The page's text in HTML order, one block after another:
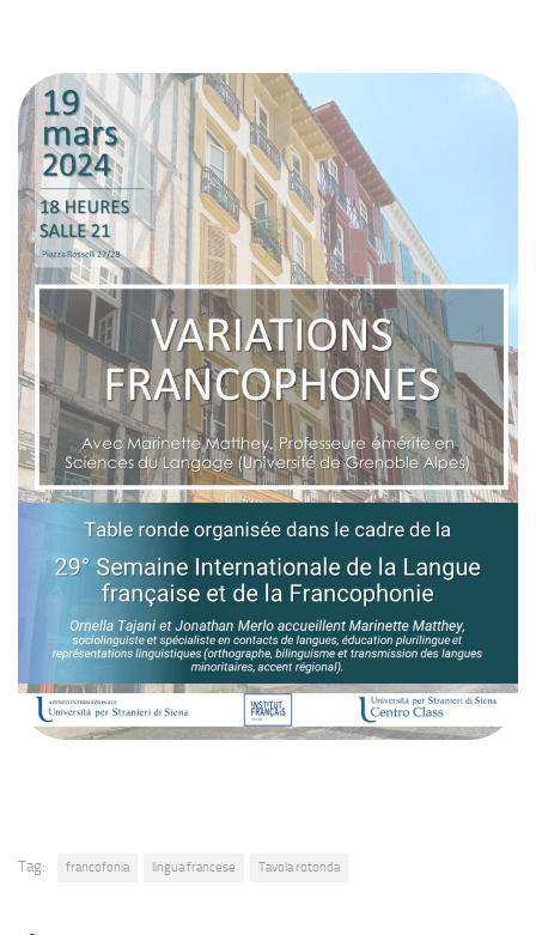
Tag: francofonia lingua francese Tavola rotonda